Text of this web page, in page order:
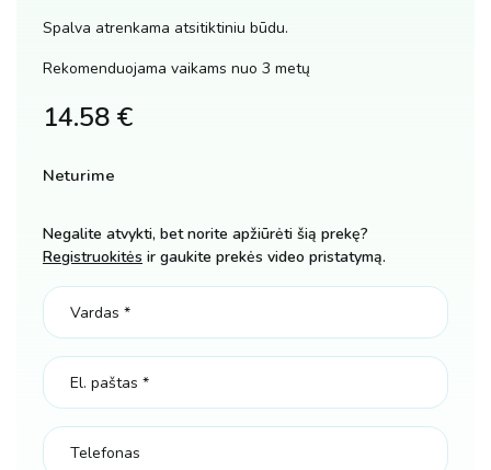
Spalva atrenkama atsitiktiniu būdu.
Rekomenduojama vaikams nuo 3 metų
14.58 €
Neturime
Negalite atvykti, bet norite apžiūrėti šią prekę?
Registruokitės ir gaukite prekės video pristatymą.